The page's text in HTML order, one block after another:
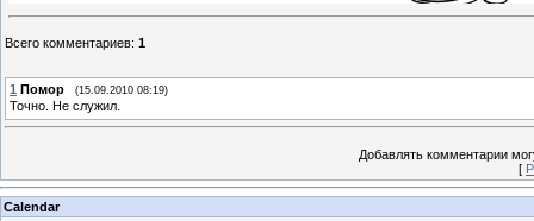
Всего комментариев: 1
1 Помор (15.09.2010 08:19)
Точно. Не служил.
Добавлять комментарии
[
Calendar